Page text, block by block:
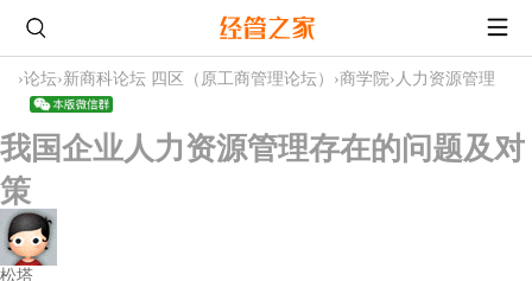
›论坛›新商科论坛 四区（原工商管理论坛） ›商学院› 人力资源管理
我国企业人力资源管理存在的问题及对
策
松塔